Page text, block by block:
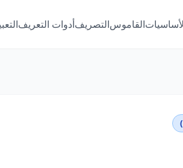
القاموسالتصريفأدوات التعريف